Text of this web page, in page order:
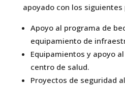
apoyado con los siguientes
Apoyo al programa de
equipamiento de
Equipamientos y apoyo
centro de salud.
Proyectos de seguridad